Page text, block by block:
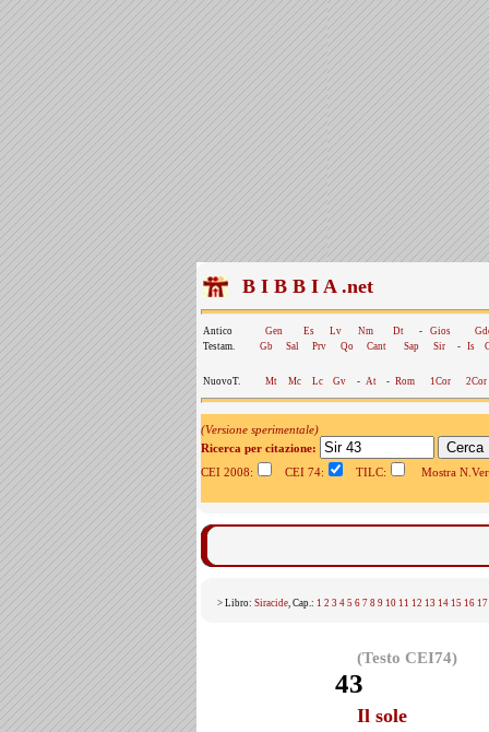
B I B B I A .net
Antico Gen Es Lv Nm Dt - Gios
Testam.
Gb Sal Prv Qo Cant Sap Sir - Is
NuovoT. Mt Mc Lc Gv - At - Rom 1Cor 2Cor
(Versione sperimentale)
Ricerca per citazione:
CEI 2008:
CEI 74: TILC: Mostra
> Libro: Siracide, Cap.: 1 2 3 4 5 6 7 8 9 10 11 12 13 14 15 16 17
(Testo CEI74)
43
Il sole